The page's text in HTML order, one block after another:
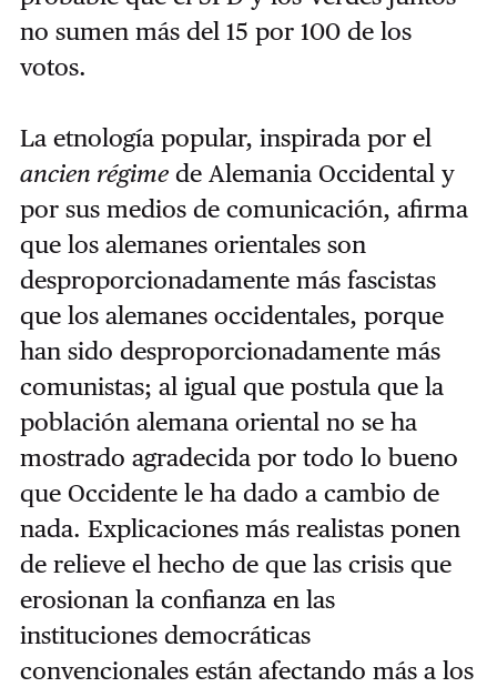
no sumen más del 15 por 100 de los
votos.
La etnología popular, inspirada por el
ancien régimede Alemania Occidental y
por sus medios de comunicación, afirma
que los alemanes orientales son
desproporcionadamente más fascistas
que los alemanes occidentales, porque
han sido desproporcionadamente más
comunistas; al igual que postula que la
población alemana oriental no se ha
mostrado agradecida por todo lo bueno
que Occidente le ha dado a cambio de
nada. Explicaciones más realistas ponen
de relieve el hecho de que las crisis que
erosionan la confianza en las
instituciones democráticas
convencionales están afectando más a los